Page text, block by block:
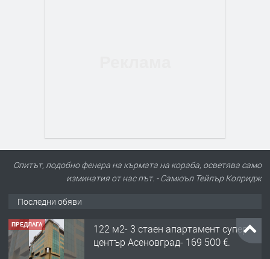
Опитът, подобно фенера на кърмата на кораба, осветява само
изминатия от нас път. - Самюъл Тейлър Колридж
Последни обяви
ПРЕДЛАГА
122 м2- 3 стаен апартамент супер
център Асеновград- 169 500 €.